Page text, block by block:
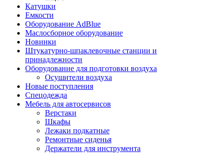
Катушки
Емкости
Оборудование AdBlue
Маслосборное оборудование
Новинки
Штукатурно-шпаклевочные станции и
принадлежности
Оборудование для подготовки воздуха
Осушители воздуха
Новые поступления
Спецодежда
Мебель для автосервисов
Верстаки
Шкафы
Лежаки подкатные
Ремонтные сиденья
Держатели для инструмента